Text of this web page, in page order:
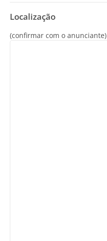
Localização
(confirmar com o anunciante)